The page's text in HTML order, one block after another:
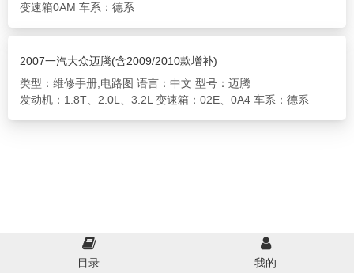
变速箱0AM 车系：德系
2007一汽大众迈腾(含2009/2010款增补)
类型：维修手册,电路图 语言：中文 型号：迈腾
发动机：1.8T、2.0L、3.2L 变速箱：02E、0A4 车系：德系
目录 我的